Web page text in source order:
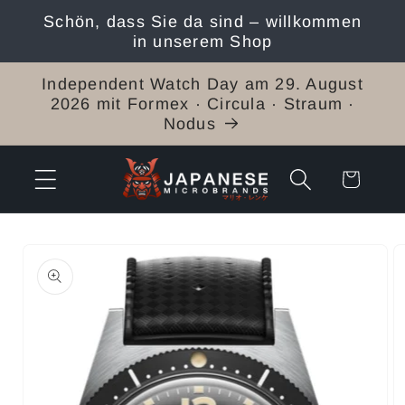
zum
Schön, dass Sie da sind – willkommen
in unserem Shop
Independent Watch Day am 29. August
2026 mit Formex · Circula · Straum ·
Nodus
Warenkorb